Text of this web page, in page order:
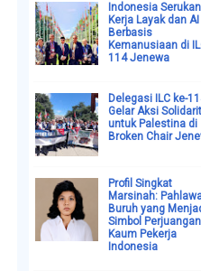
Indonesia Serukan
Kerja Layak dan AI
Berbasis
Kemanusiaan di
114 Jenewa
Delegasi ILC ke-
Gelar Aksi
untuk Palestina di
Broken Chair
Profil Singkat
Marsinah:
Buruh yang
Simbol Perjuangan
Kaum Pekerja
Indonesia